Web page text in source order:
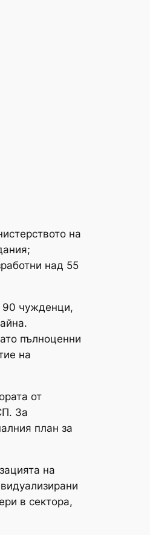
на
над 55
90 чужденци,
пълноценни
на
от
За
план за
на
в сектора,